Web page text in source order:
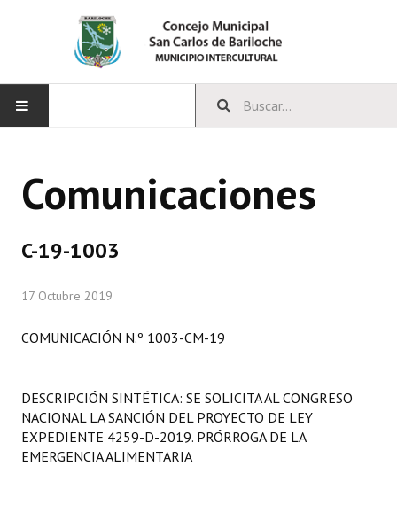
CONCEJO
Comisiones Especiales
Programas
LEGISLACIÓN
Comunicaciones
C-19-1003
17 Octubre 2019
COMUNICACIÓN N.º 1003-CM-19
DESCRIPCIÓN SINTÉTICA: SE SOLICITA AL CONGRESO
NACIONAL LA SANCIÓN DEL PROYECTO DE LEY
EXPEDIENTE 4259-D-2019. PRÓRROGA DE LA
EMERGENCIA ALIMENTARIA